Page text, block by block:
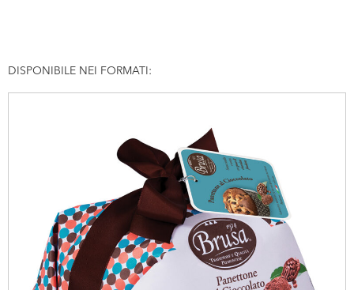
DISPONIBILE NEI FORMATI: